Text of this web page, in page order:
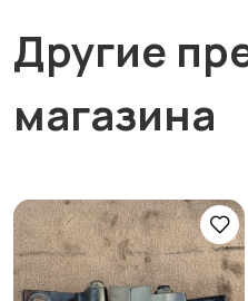
Другие
магазина